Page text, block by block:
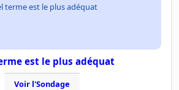
terme est le plus adéquat
est le plus adéquat
Voir l'Sondage